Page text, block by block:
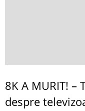
8K A MURIT! –
despre